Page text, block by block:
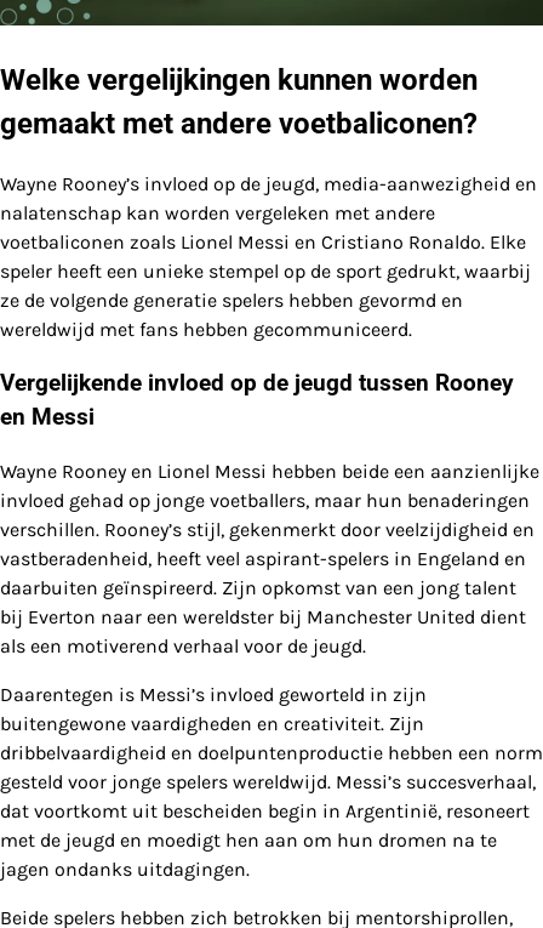
Welke vergelijkingen kunnen worden
gemaakt met andere voetbaliconen?
Wayne Rooney’s invloed op de jeugd, media-aanwezigheid en
nalatenschap kan worden vergeleken met andere
voetbaliconen zoals Lionel Messi en Cristiano Ronaldo. Elke
speler heeft een unieke stempel op de sport gedrukt, waarbij
ze de volgende generatie spelers hebben gevormd en
wereldwijd met fans hebben gecommuniceerd.
Vergelijkende invloed op de jeugd tussen Rooney
en Messi
Wayne Rooney en Lionel Messi hebben beide een aanzienlijke
invloed gehad op jonge voetballers, maar hun benaderingen
verschillen. Rooney’s stijl, gekenmerkt door veelzijdigheid en
vastberadenheid, heeft veel aspirant-spelers in Engeland en
daarbuiten geïnspireerd. Zijn opkomst van een jong talent
bij Everton naar een wereldster bij Manchester United dient
als een motiverend verhaal voor de jeugd.
Daarentegen is Messi’s invloed geworteld in zijn
buitengewone vaardigheden en creativiteit. Zijn
dribbelvaardigheid en doelpuntenproductie hebben een norm
gesteld voor jonge spelers wereldwijd. Messi’s succesverhaal,
dat voortkomt uit bescheiden begin in Argentinië, resoneert
met de jeugd en moedigt hen aan om hun dromen na te
jagen ondanks uitdagingen.
Beide spelers hebben zich betrokken bij mentorshiprollen,